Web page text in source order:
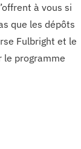
à vous si
que les dépôts
Fulbright et le
le programme